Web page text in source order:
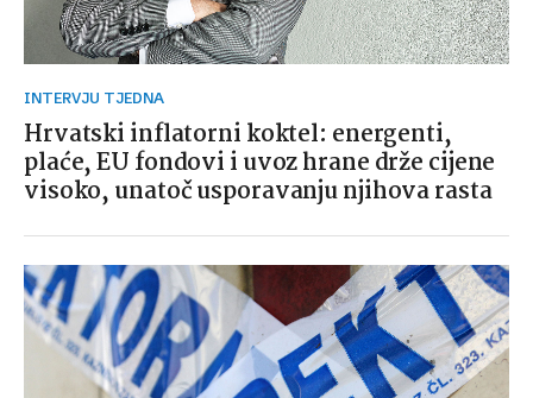
INTERVJU TJEDNA
Hrvatski inflatorni koktel: energenti,
plaće, EU fondovi i uvoz hrane drže cijene
visoko, unatoč usporavanju njihova rasta